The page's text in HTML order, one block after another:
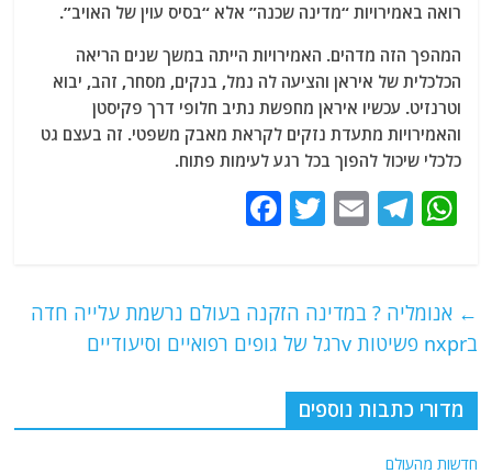
רואה באמירויות “מדינה שכנה” אלא “בסיס עוין של האויב”.
המהפך הזה מדהים. האמירויות הייתה במשך שנים הריאה
הכלכלית של איראן והציעה לה נמל, בנקים, מסחר, זהב, יבוא
וטרנזיט. עכשיו איראן מחפשת נתיב חלופי דרך פקיסטן
והאמירויות מתעדת נזקים לקראת מאבק משפטי. זה בעצם גט
כלכלי שיכול להפוך בכל רגע לעימות פתוח.
W
s
A
p
p
T
g
ra
m
E
l
T
er
e
b
o
← אנומליה ? במדינה הזקנה בעולם נרשמת עלייה חדה
בnxpr פשיטות vרגל של גופים רפואיים וסיעודיים
מדורי כתבות נוספים
חדשות מהעולם